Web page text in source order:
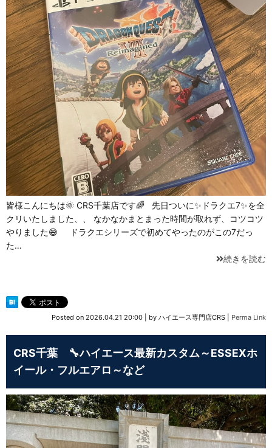
皆様こんにちは🌞 CRS千葉店です🌈 先日ついに✨ドラクエ7✨を全
クリいたしました、、 なかなかまとまった時間が取れず、コツコツ
やりました😅 ドラクエシリーズで初めてやったのがこの7だっ
た…
続きを読む
Posted on 2026.04.21 20:00 by ハイエース専門店CRS Perma Link
CRS千葉 🔧ハイエース最新カスタム～ESSEXホ
イール・フルエアロ～など